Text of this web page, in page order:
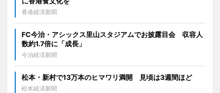
香港経済新聞
FC今治・アシックス里山スタジアムでお披露目会 収容人
数約1.7倍に「成長」
今治経済新聞
松本・新村で13万本のヒマワリ満開 見頃は3週間ほど
松本経済新聞